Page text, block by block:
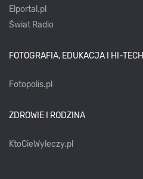
Elportal.pl
Świat Radio
FOTOGRAFIA, EDUKACJA I HI-TECH
Fotopolis.pl
ZDROWIE I RODZINA
KtoCieWyleczy.pl